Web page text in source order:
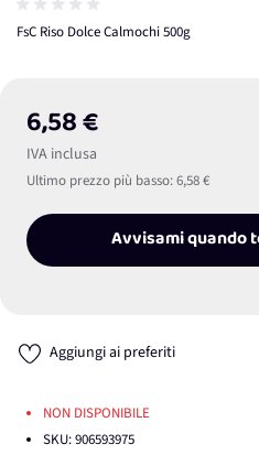
FsC Riso Dolce Calmochi 500g
6,58 €
IVA inclusa
Ultimo prezzo più basso:6,58 €
Avvisami quando
Aggiungi ai preferiti
NON DISPONIBILE
SKU:906593975